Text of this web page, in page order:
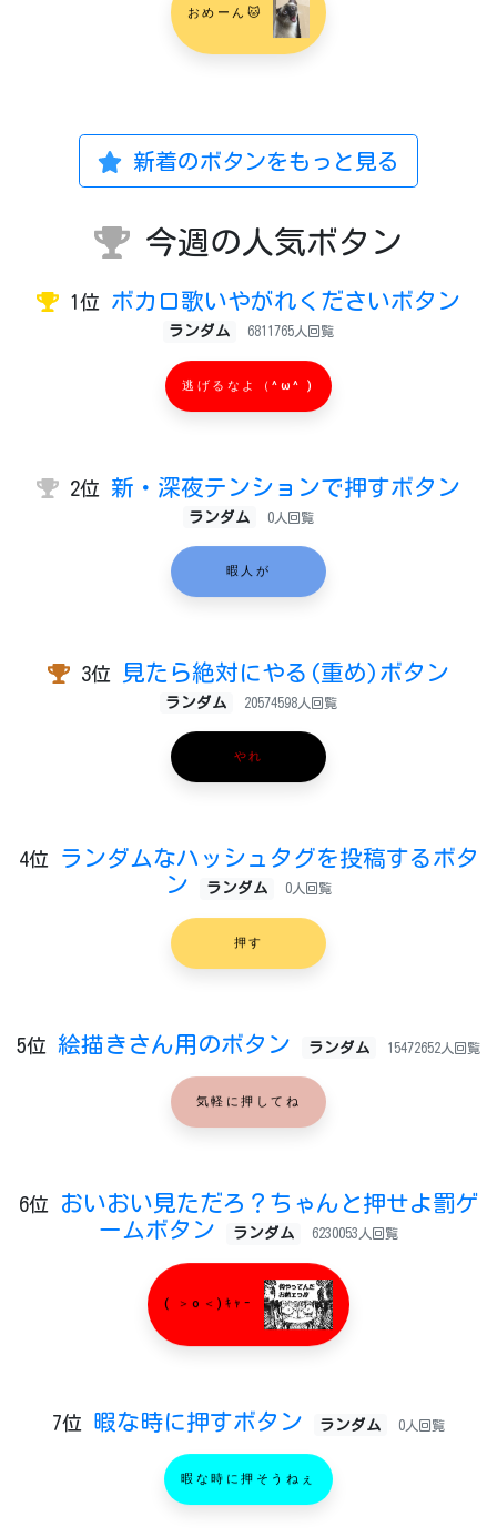
おめーん🐱
新着のボタンをもっと見る
今週の人気ボタン
1位 ボカロ歌いやがれくださいボタン
ランダム 6811765人回覧
逃げるなよ（^ω^ )
2位 新・深夜テンションで押すボタン
ランダム 0人回覧
暇人が
3位 見たら絶対にやる(重め)ボタン
ランダム 20574598人回覧
やれ
4位
ランダムなハッシュタグを投稿するボタ
ン
ランダム 0人回覧
押す
5位 絵描きさん用のボタン ランダム 15472652人回覧
気軽に押してね
6位
おいおい見ただろ？ちゃんと押せよ罰ゲ
ームボタン
ランダム 6230053人回覧
( ＞o＜)ｷｬｰ
7位 暇な時に押すボタン ランダム 0人回覧
暇な時に押そうねぇ